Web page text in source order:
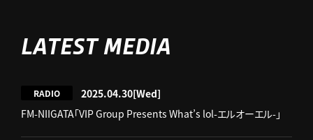
LATEST MEDIA
RADIO 2025.04.30[Wed]
FM-NIIGATA「VIP Group Presents What’s lol-エルオーエル-」